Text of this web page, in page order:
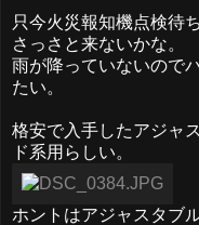
只今火災報知機点検待ち
さっさと来ないかな。
雨が降っていないので
たい。
格安で入手したアジャ
ド系用らしい。
ホントはアジャスタブ